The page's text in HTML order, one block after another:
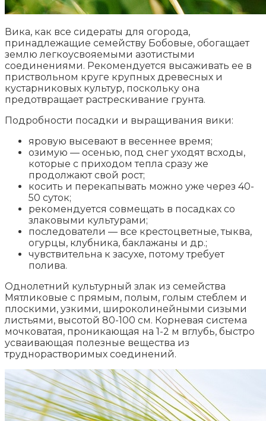
Вика, как все сидераты для огорода,
принадлежащие семейству Бобовые, обогащает
землю легкоусвояемыми азотистыми
соединениями. Рекомендуется высаживать ее в
приствольном круге крупных древесных и
кустарниковых культур, поскольку она
предотвращает растрескивание грунта.
Подробности посадки и выращивания вики:
яровую высевают в весеннее время;
озимую — осенью, под снег уходят всходы,
которые с приходом тепла сразу же
продолжают свой рост;
косить и перекапывать можно уже через 40-
50 суток;
рекомендуется совмещать в посадках со
злаковыми культурами;
последователи — все крестоцветные, тыква,
огурцы, клубника, баклажаны и др.;
чувствительна к засухе, потому требует
полива.
Однолетний культурный злак из семейства
Мятликовые с прямым, полым, голым стеблем и
плоскими, узкими, широколинейными сизыми
листьями, высотой 80-100 см. Корневая система
мочковатая, проникающая на 1-2 м вглубь, быстро
усваивающая полезные вещества из
труднорастворимых соединений.